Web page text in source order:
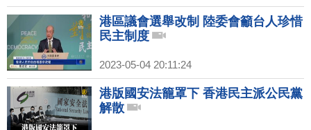
港區議會選舉改制 陸委會籲台人珍惜
民主制度
2023-05-04 20:11:24
港版國安法籠罩下 香港民主派公民黨
解散